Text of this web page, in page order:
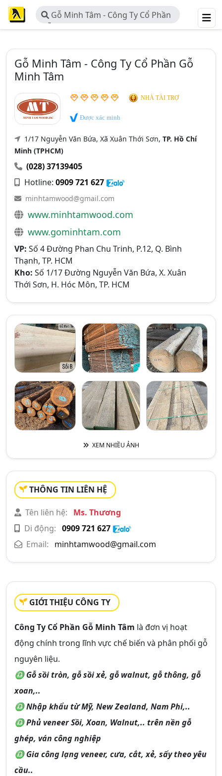
Gỗ Minh Tâm - Công Ty Cổ Phần
Gỗ Minh Tâm
Gỗ Minh Tâm - Công Ty Cổ Phần Gỗ
Minh Tâm
NHÀ TÀI TRỢ
Được xác minh
1/17 Nguyễn Văn Bứa, Xã Xuân Thới Sơn, TP. Hồ Chí
Minh (TPHCM)
(028) 37139405
Hotline: 0909 721 627
minhtamwood@gmail.com
www.minhtamwood.com
www.gominhtam.com
VP: Số 4 Đường Phan Chu Trinh, P.12, Q. Bình
Thạnh, TP. HCM
Kho: Số 1/17 Đường Nguyễn Văn Bứa, X. Xuân
Thới Sơn, H. Hóc Môn, TP. HCM
XEM NHIỀU ẢNH
THÔNG TIN LIÊN HỆ
Tên liên hệ:
Ms. Thương
Di động: 0909 721 627
Email:
minhtamwood@gmail.com
GIỚI THIỆU CÔNG TY
Công Ty Cổ Phần Gỗ Minh Tâm là đơn vị hoạt
động chính trong lĩnh vực chế biến và phân phối gỗ
nguyên liệu.
♎ Gỗ sồi tròn, gỗ sồi xẻ, gỗ walnut, gỗ thông, gỗ
xoan,..
♎ Nhập khẩu từ Mỹ, New Zealand, Nam Phi,..
♎ Phủ veneer Sồi, Xoan, Walnut,.. trên nền gỗ
ghép, ván công nghiệp
♎ Gia công lạng veneer, cưa, cắt, xẻ, sấy theo yêu
cầu..